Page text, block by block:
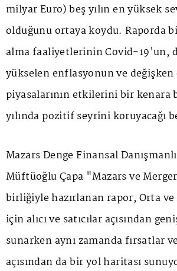
milyar Euro) beş yılın en yüksek
olduğunu ortaya koydu. Raporda
alma faaliyetlerinin Covid-19'un,
yükselen enflasyonun ve
piyasalarının etkilerini bir kenara
yılında pozitif seyrini koruyacağı
Mazars Denge Finansal
Müftüoğlu Çapa "Mazars ve
birliğiyle hazırlanan rapor, Orta
için alıcı ve satıcılar açısından
sunarken aynı zamanda fırsatlar
açısından da bir yol haritası